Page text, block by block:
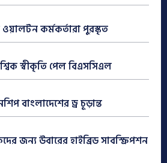
কর্মকর্তারা পুরস্কৃত
স্বীকৃতি পেল বিএসসিএল
বাংলাদেশের ড্র চূড়ান্ত
জন্য উবারের হাইব্রিড সাবস্ক্রিপশন